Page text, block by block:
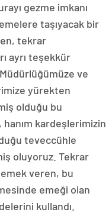
gezme imkanı
taşıyacak bir
tekrar
ayrı teşekkür
ve
yürekten
olduğu bu
kardeşlerimizin
teveccühle
oluyoruz. Tekrar
veren, bu
emeği olan
kullandı.